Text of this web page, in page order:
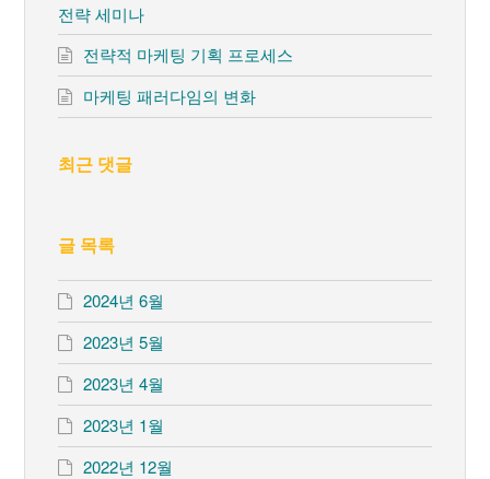
전략 세미나
전략적 마케팅 기획 프로세스
마케팅 패러다임의 변화
최근 댓글
글 목록
2024년 6월
2023년 5월
2023년 4월
2023년 1월
2022년 12월